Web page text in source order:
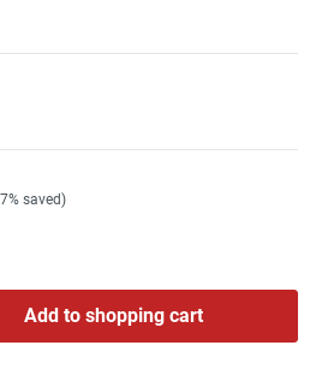
saved)
Add to shopping cart